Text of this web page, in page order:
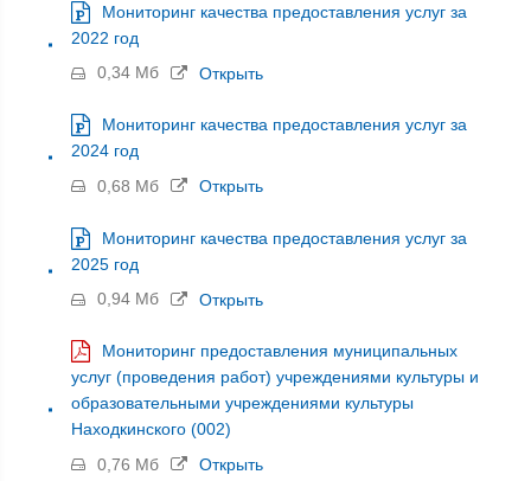
Мониторинг качества предоставления услуг за
2022 год
0,34 Мб
Открыть
Мониторинг качества предоставления услуг за
2024 год
0,68 Мб
Открыть
Мониторинг качества предоставления услуг за
2025 год
0,94 Мб
Открыть
Мониторинг предоставления муниципальных
услуг (проведения работ) учреждениями культуры и
образовательными учреждениями культуры
Находкинского (002)
0,76 Мб
Открыть